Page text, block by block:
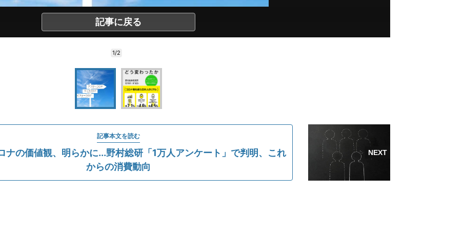
記事に戻る
1/2
記事本文を読む
ナの価値観、明らかに...野村総研「1万人アンケート」で判明、これ
からの消費動向